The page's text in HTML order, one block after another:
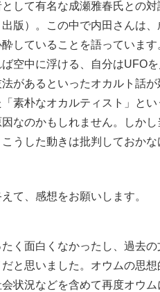
して有名な成瀬雅春氏との対
版）。この中で内田さんは
していることを語っていま
空中に浮ける、自分はUFO
があるといったオカルト話
素朴なオカルティスト」とい
なのかもしれません。しか
うした動きは批判しておか
て、感想をお願いします。
く面白くなかったし、過去の
と思いました。オウムの思想
状況などを含めて再度オウ